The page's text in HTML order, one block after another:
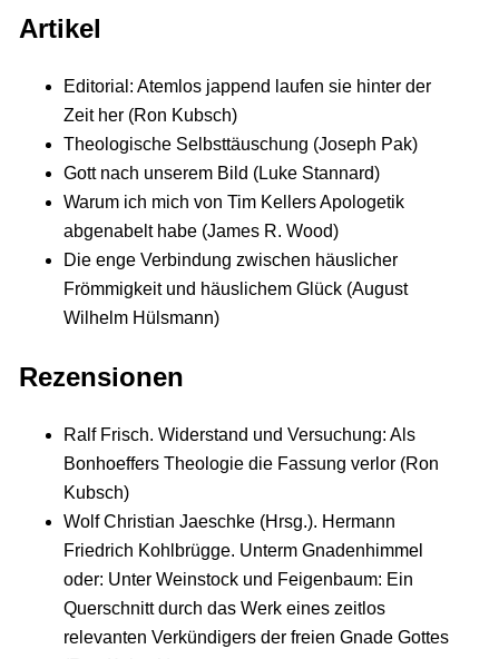
Artikel
Editorial: Atemlos jappend laufen sie hinter der
Zeit her (Ron Kubsch)
Theologische Selbsttäuschung (Joseph Pak)
Gott nach unserem Bild (Luke Stannard)
Warum ich mich von Tim Kellers Apologetik
abgenabelt habe (James R. Wood)
Die enge Verbindung zwischen häuslicher
Frömmigkeit und häuslichem Glück (August
Wilhelm Hülsmann)
Rezensionen
Ralf Frisch. Widerstand und Versuchung: Als
Bonhoeffers Theologie die Fassung verlor (Ron
Kubsch)
Wolf Christian Jaeschke (Hrsg.). Hermann
Friedrich Kohlbrügge. Unterm Gnadenhimmel
oder: Unter Weinstock und Feigenbaum: Ein
Querschnitt durch das Werk eines zeitlos
relevanten Verkündigers der freien Gnade Gottes